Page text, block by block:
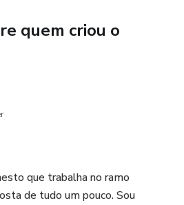
quem criou o
que trabalha no ramo
de tudo um pouco. Sou